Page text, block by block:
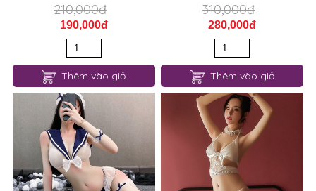
210,000đ
190,000đ
Thêm vào giỏ
310,000đ
280,000đ
Thêm vào giỏ